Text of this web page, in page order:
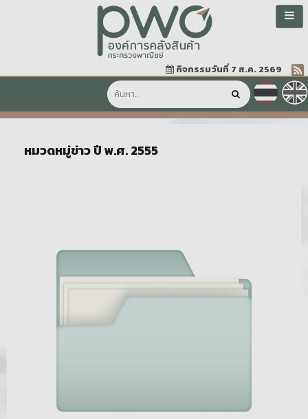
กิจกรรมวันที่ 7 ส.ค. 2569
หมวดหมู่ข่าว ปี พ.ศ. 2555